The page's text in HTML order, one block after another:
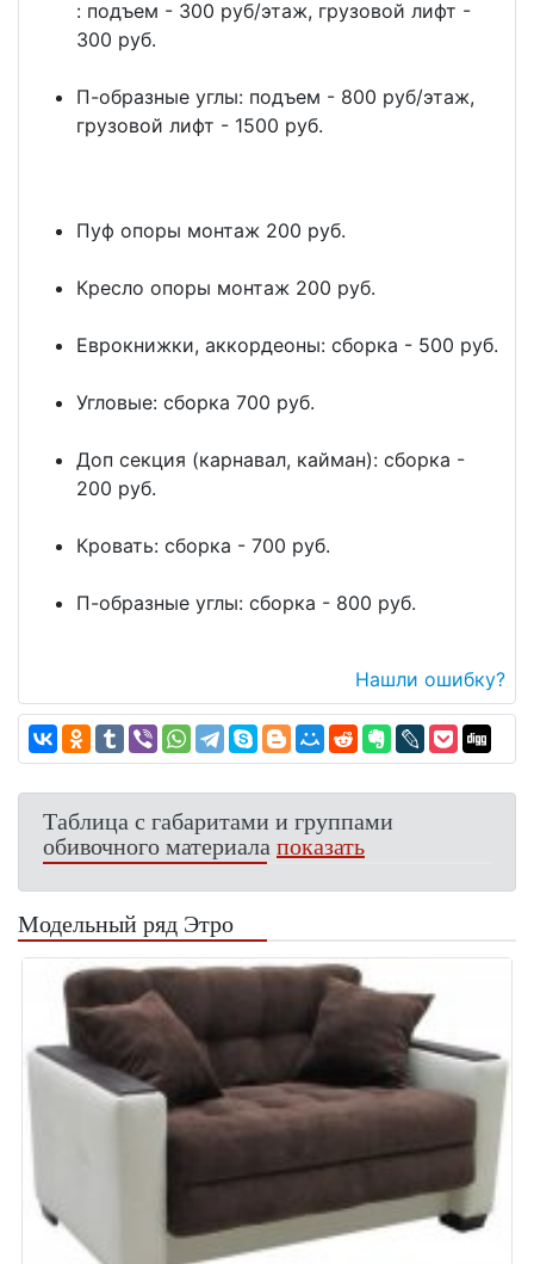
: подъем - 300 руб/этаж, грузовой лифт -
300 руб.
П-образные углы: подъем - 800 руб/этаж,
грузовой лифт - 1500 руб.
Пуф опоры монтаж 200 руб.
Кресло опоры монтаж 200 руб.
Еврокнижки, аккордеоны: сборка - 500 руб.
Угловые: сборка 700 руб.
Доп секция (карнавал, кайман): сборка -
200 руб.
Кровать: сборка - 700 руб.
П-образные углы: сборка - 800 руб.
Нашли ошибку?
Таблица с габаритами и группами
обивочного материалапоказать
Модельный ряд Этро